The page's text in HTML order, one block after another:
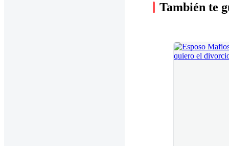
También te